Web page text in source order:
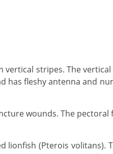
has fleshy antenna and